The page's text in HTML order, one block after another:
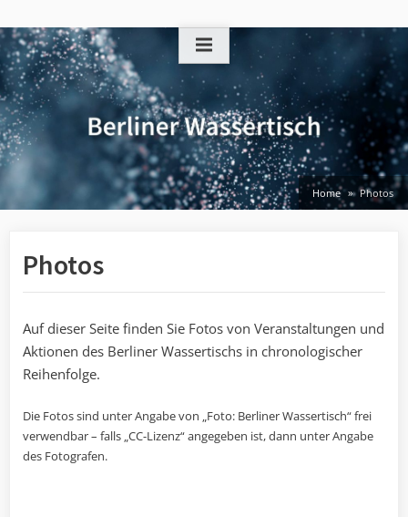
to
content
Home Photos
Photos
Auf dieser Seite finden Sie Fotos von Veranstaltungen und
Aktionen des Berliner Wassertischs in chronologischer
Reihenfolge.
Die Fotos sind unter Angabe von „Foto: Berliner Wassertisch“ frei
verwendbar – falls „CC-Lizenz“ angegeben ist, dann unter Angabe
des Fotografen.